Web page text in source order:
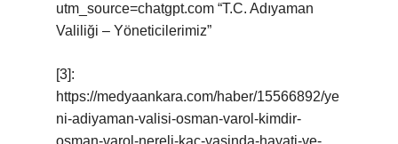
utm_source=chatgpt.com “T.C. Adıyaman
Valiliği – Yöneticilerimiz”
[3]:
https://medyaankara.com/haber/15566892/ye
ni-adiyaman-valisi-osman-varol-kimdir-
osman-varol-nereli-kac-yasinda-hayati-ve-